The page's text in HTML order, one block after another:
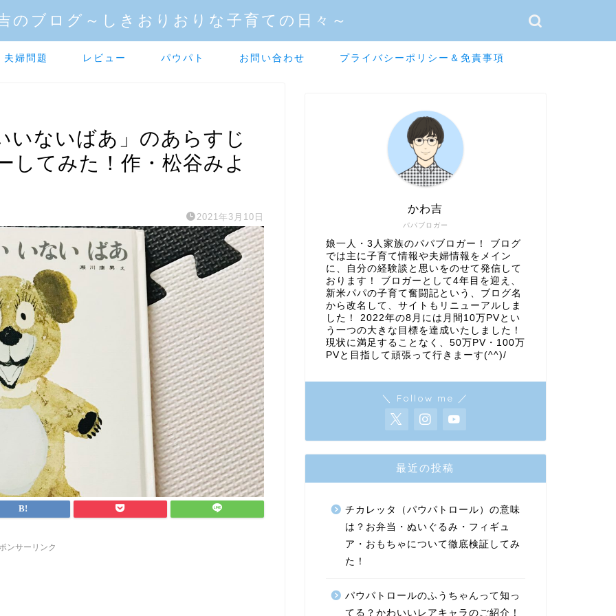
のブログ～しきおりおりな子育ての日々～
夫婦問題 レビュー パウパト お問い合わせ プライバシーポリシー＆免責事項
いないばあ」のあらすじ
してみた！作・松谷みよ
2021年3月10日
ンサーリンク
パパブロガー
かわ吉
娘一人・3人家族のパパブロガー！ ブログ
では主に子育て情報や夫婦情報をメイン
に、自分の経験談と思いをのせて発信して
おります！ ブロガーとして4年目を迎え、
新米パパの子育て奮闘記という、ブログ名
から改名して、サイトもリニューアルしま
した！ 2022年の8月には月間10万PVとい
う一つの大きな目標を達成いたしました！
現状に満足することなく、50万PV・100万
PVと目指して頑張って行きまーす(^^)/
＼ Follow me ／
最近の投稿
チカレッタ（パウパトロール）の意味
は？お弁当・ぬいぐるみ・フィギュ
ア・おもちゃについて徹底検証してみ
た！
パウパトロールのふうちゃんって知っ
てる？かわいいレアキャラのご紹介！